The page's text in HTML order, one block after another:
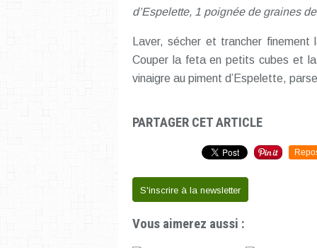
d’Espelette, 1 poignée de graines
Laver, sécher et trancher
Couper la feta en petits cubes et la
vinaigre au piment d’Espelette,
PARTAGER CET ARTICLE
S'inscrire à la newsletter
Vous aimerez aussi :